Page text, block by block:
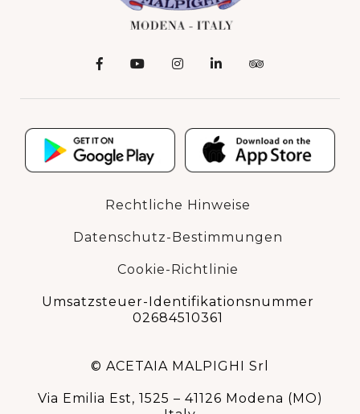
Rechtliche Hinweise
Datenschutz-Bestimmungen
Cookie-Richtlinie
Umsatzsteuer-Identifikationsnummer
02684510361
© ACETAIA MALPIGHI Srl
Via Emilia Est, 1525 – 41126 Modena (MO)